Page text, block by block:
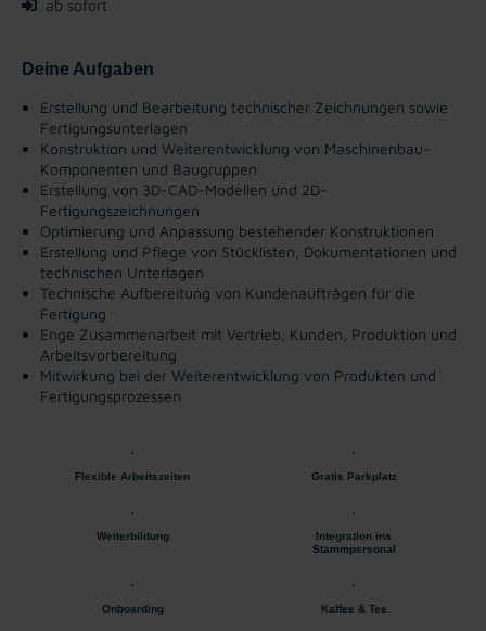
ab sofort
Deine Aufgaben
Erstellung und Bearbeitung technischer Zeichnungen sowie
Fertigungsunterlagen
Konstruktion und Weiterentwicklung von Maschinenbau-
Komponenten und Baugruppen
Erstellung von 3D-CAD-Modellen und 2D-
Fertigungszeichnungen
Optimierung und Anpassung bestehender Konstruktionen
Erstellung und Pflege von Stücklisten, Dokumentationen und
technischen Unterlagen
Technische Aufbereitung von Kundenaufträgen für die
Fertigung
Enge Zusammenarbeit mit Vertrieb, Kunden, Produktion und
Arbeitsvorbereitung
Mitwirkung bei der Weiterentwicklung von Produkten und
Fertigungsprozessen
Flexible Arbeitszeiten Gratis Parkplatz
Weiterbildung
Integration ins
Stammpersonal
Onboarding Kaffee & Tee